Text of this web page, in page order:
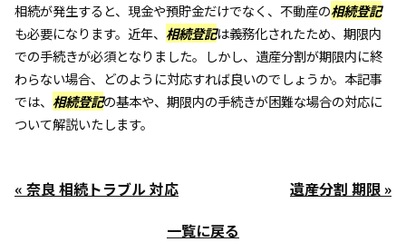
相続が発生すると、現金や預貯金だけでなく、不動産の相続登記
も必要になります。近年、 相続登記は義務化されたため、期限内
での手続きが必須となりました。しかし、遺産分割が期限内に終
わらない場合、どのように対応すれば良いのでしょうか。本記事
では、 相続登記の基本や、期限内の手続きが困難な場合の対応に
ついて解説いたします。
« 奈良 相続トラブル 対応
遺産分割 期限 »
一覧に戻る